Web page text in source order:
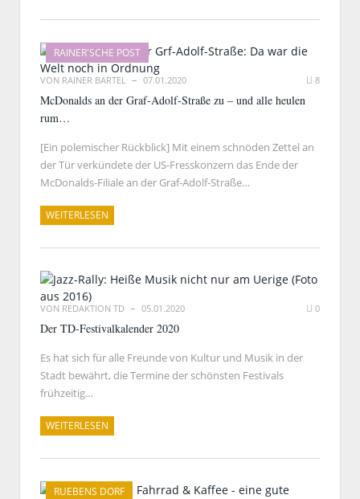
RAINER'SCHE POST
VON RAINER BARTEL 07.01.2020 8
McDonalds an der Graf-Adolf-Straße zu – und alle heulen
rum…
[Ein polemischer Rückblick] Mit einem schnöden Zettel an
der Tür verkündete der US-Fresskonzern das Ende der
McDonalds-Filiale an der Graf-Adolf-Straße…
WEITERLESEN
VON REDAKTION TD 05.01.2020 0
Der TD-Festivalkalender 2020
Es hat sich für alle Freunde von Kultur und Musik in der
Stadt bewährt, die Termine der schönsten Festivals
frühzeitig…
WEITERLESEN
RUEBENS DORF